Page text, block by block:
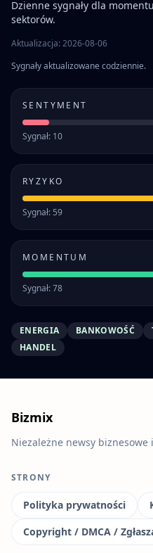
Dzienne sygnały dla
sektorów.
Aktualizacja: 2026-08-06
Sygnały aktualizowane codziennie.
SENTYMENT
Sygnał: 10
RYZYKO
Sygnał: 59
MOMENTUM
Sygnał: 78
ENERGIA BANKOWOŚĆ
HANDEL
Bizmix
Niezależne newsy biznesowe
STRONY
Polityka prywatności
Copyright / DMCA /